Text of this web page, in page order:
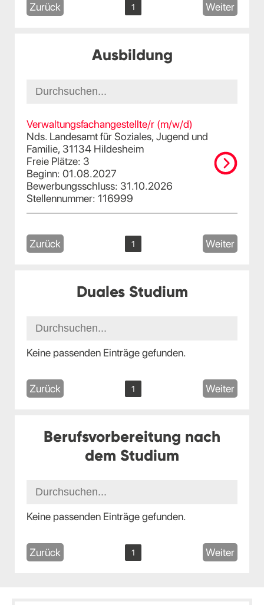
Zurück 1 Weiter
Ausbildung
Verwaltungsfachangestellte/r (m/w/d)
Nds. Landesamt für Soziales, Jugend und
Familie, 31134 Hildesheim
Freie Plätze: 3
Beginn: 01.08.2027
Bewerbungsschluss: 31.10.2026
Stellennummer: 116999
Zurück 1 Weiter
Duales Studium
Keine passenden Einträge gefunden.
Zurück 1 Weiter
Berufsvorbereitung nach
dem Studium
Keine passenden Einträge gefunden.
Zurück 1 Weiter